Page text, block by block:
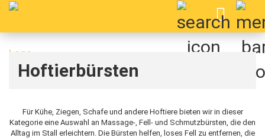
Hoftierbürsten
Für Kühe, Ziegen, Schafe und andere Hoftiere bieten wir in dieser
Kategorie eine Auswahl an Massage-, Fell- und Schmutzbürsten, die den
Alltag im Stall erleichtern. Die Bürsten helfen, loses Fell zu entfernen, die